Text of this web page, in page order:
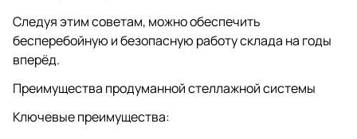
Следуя этим советам, можно обеспечить
бесперебойную и безопасную работу склада на годы
вперёд.
Преимущества продуманной стеллажной системы
Ключевые преимущества: